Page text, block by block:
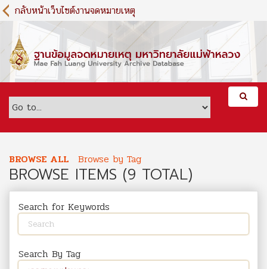
S
k
m
c
กลับหน้าเว็บไซต์งานจดหมายเหตุ
BROWSE ALL Browse by Tag
BROWSE ITEMS (9 TOTAL)
Search for Keywords
Search By Tag